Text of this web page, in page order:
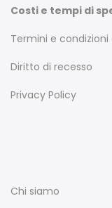
Costi e tempi di
Termini e
Diritto di recesso
Privacy Policy
Chi siamo